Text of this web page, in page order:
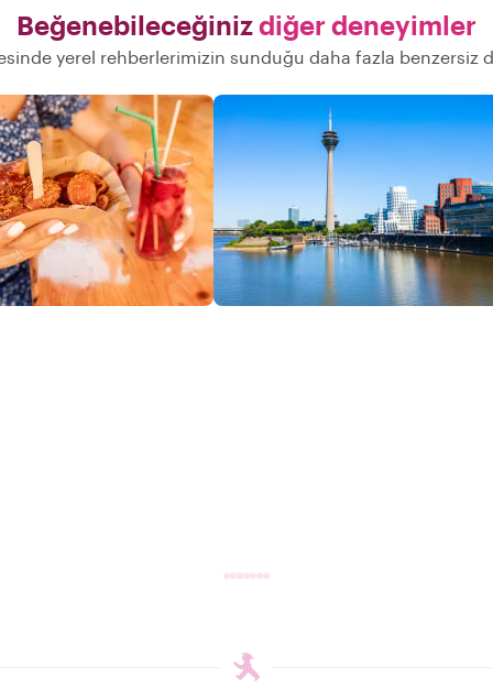
Beğenebileceğinizdiğer deneyimler
yerel rehberlerimizin sunduğu daha fazla benzersiz